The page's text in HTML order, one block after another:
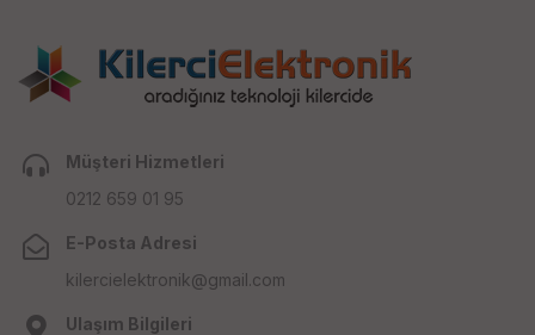
Müşteri Hizmetleri
0212 659 01 95
E-Posta Adresi
kilercielektronik@gmail.com
Ulaşım Bilgileri